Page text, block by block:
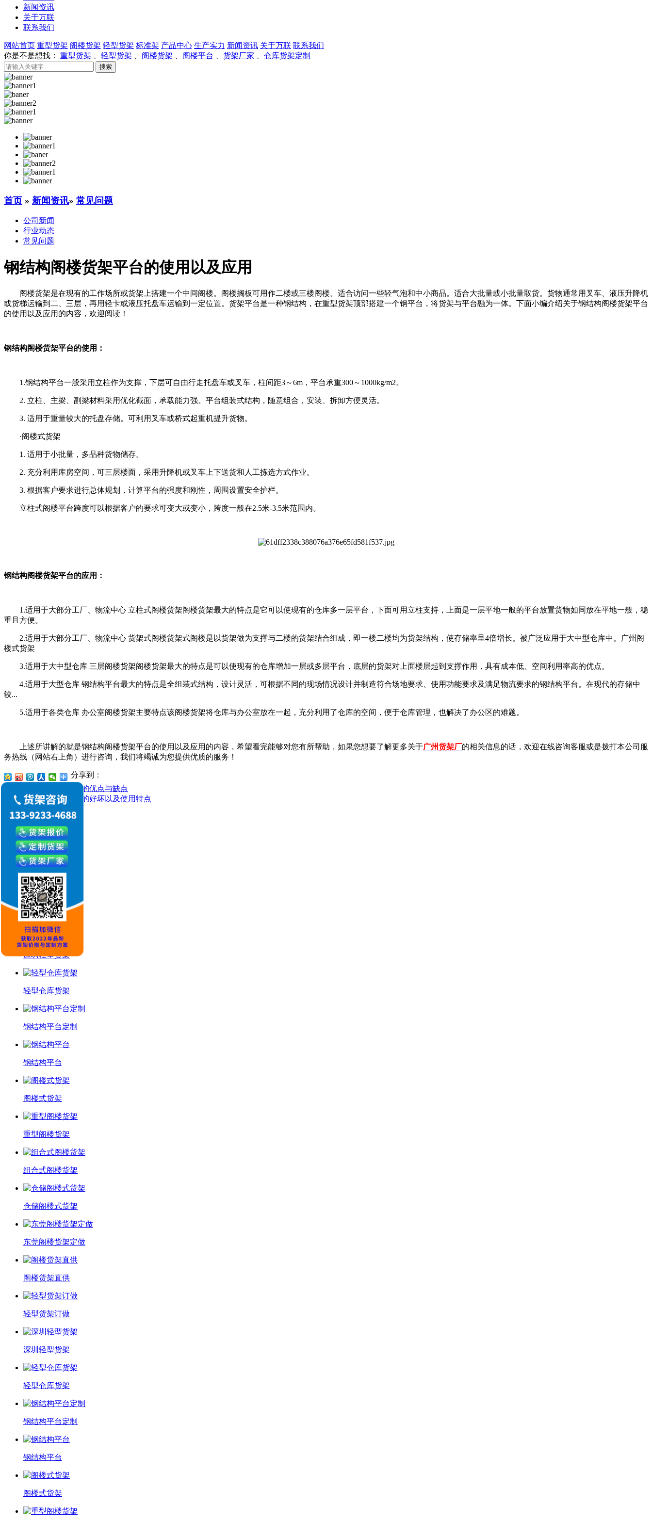
新闻资讯
关于万联
联系我们
网站首页 重型货架 阁楼货架 轻型货架 标准架 产品中心 生产实力 新闻资讯 关于万联 联系我们
你是不是想找：
重型货架 轻型货架 阁楼货架 阁楼平台 货架厂家 仓库货架定制
首页 » 新闻资讯» 常见问题
公司新闻
行业动态
常见问题
钢结构阁楼货架平台的使用以及应用
阁楼货架是在现有的工作场所或货架上搭建一个中间阁楼。阁楼搁板可用作二楼或三楼阁楼。适合访问一些轻气泡和中小商品。适合大批量或小批量取货。货物通常用叉车、液压升降机
或货梯运输到二、三层，再用轻卡或液压托盘车运输到一定位置。货架平台是一种钢结构，在重型货架顶部搭建一个钢平台，将货架与平台融为一体。下面小编介绍关于钢结构阁楼货架平台
的使用以及应用的内容，欢迎阅读！
钢结构阁楼货架平台的使用：
1.钢结构平台一般采用立柱作为支撑，下层可自由行走托盘车或叉车，柱间距3～6m，平台承重300～1000kg/m2。
2. 立柱、主梁、副梁材料采用优化截面，承载能力强。平台组装式结构，随意组合，安装、拆卸方便灵活。
3. 适用于重量较大的托盘存储。可利用叉车或桥式起重机提升货物。
·阁楼式货架
1. 适用于小批量，多品种货物储存。
2. 充分利用库房空间，可三层楼面，采用升降机或叉车上下送货和人工拣选方式作业。
3. 根据客户要求进行总体规划，计算平台的强度和刚性，周围设置安全护栏。
立柱式阁楼平台跨度可以根据客户的要求可变大或变小，跨度一般在2.5米-3.5米范围内。
钢结构阁楼货架平台的应用：
1.适用于大部分工厂、物流中心 立柱式阁楼货架阁楼货架最大的特点是它可以使现有的仓库多一层平台，下面可用立柱支持，上面是一层平地一般的平台放置货物如同放在平地一般，稳
重且方便。
2.适用于大部分工厂、物流中心 货架式阁楼货架式阁楼是以货架做为支撑与二楼的货架结合组成，即一楼二楼均为货架结构，使存储率呈4倍增长。被广泛应用于大中型仓库中。广州阁
楼式货架
3.适用于大中型仓库 三层阁楼货架阁楼货架最大的特点是可以使现有的仓库增加一层或多层平台，底层的货架对上面楼层起到支撑作用，具有成本低、空间利用率高的优点。
4.适用于大型仓库 钢结构平台最大的特点是全组装式结构，设计灵活，可根据不同的现场情况设计并制造符合场地要求、使用功能要求及满足物流要求的钢结构平台。在现代的存储中
较...
5.适用于各类仓库 办公室阁楼货架主要特点该阁楼货架将仓库与办公室放在一起，充分利用了仓库的空间，便于仓库管理，也解决了办公区的难题。
上述所讲解的就是钢结构阁楼货架平台的使用以及应用的内容，希望看完能够对您有所帮助，如果您想要了解更多关于广州货架厂的相关信息的话，欢迎在线咨询客服或是拨打本公司服
务热线（网站右上角）进行咨询，我们将竭诚为您提供优质的服务！
分享到：
：轻型仓储货架的优点与缺点
下一篇：货架安装质量的好坏以及使用特点
新闻资讯
公司新闻
行业动态
常见问题
推荐产品
轻型货架订做
深圳轻型货架
轻型仓库货架
钢结构平台定制
钢结构平台
阁楼式货架
重型阁楼货架
组合式阁楼货架
仓储阁楼式货架
东莞阁楼货架定做
阁楼货架直供
轻型货架订做
深圳轻型货架
轻型仓库货架
钢结构平台定制
钢结构平台
阁楼式货架